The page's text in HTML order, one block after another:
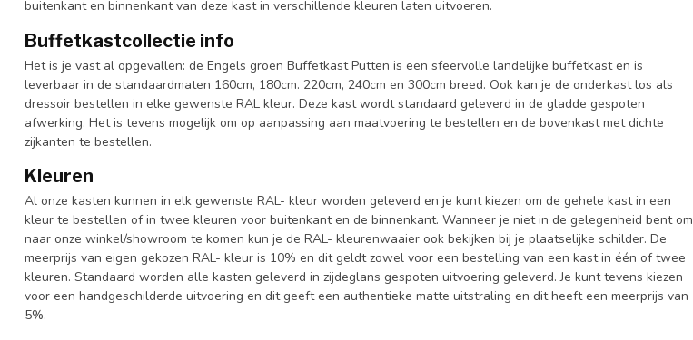
buitenkant en binnenkant van deze kast in verschillende kleuren laten uitvoeren.
Buffetkastcollectie info
Het is je vast al opgevallen: de Engels groen Buffetkast Putten is een sfeervolle landelijke buffetkast en is
leverbaar in de standaardmaten 160cm, 180cm. 220cm, 240cm en 300cm breed. Ook kan je de onderkast los als
dressoir bestellen in elke gewenste RAL kleur. Deze kast wordt standaard geleverd in de gladde gespoten
afwerking. Het is tevens mogelijk om op aanpassing aan maatvoering te bestellen en de bovenkast met dichte
zijkanten te bestellen.
Kleuren
Al onze kasten kunnen in elk gewenste RAL- kleur worden geleverd en je kunt kiezen om de gehele kast in een
kleur te bestellen of in twee kleuren voor buitenkant en de binnenkant. Wanneer je niet in de gelegenheid bent om
naar onze winkel/showroom te komen kun je de RAL- kleurenwaaier ook bekijken bij je plaatselijke schilder. De
meerprijs van eigen gekozen RAL- kleur is 10% en dit geldt zowel voor een bestelling van een kast in één of twee
kleuren. Standaard worden alle kasten geleverd in zijdeglans gespoten uitvoering geleverd. Je kunt tevens kiezen
voor een handgeschilderde uitvoering en dit geeft een authentieke matte uitstraling en dit heeft een meerprijs van
5%.